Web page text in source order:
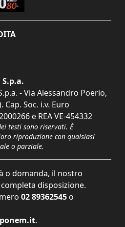
- Via Alessandro Poerio,
Cap. Soc. i.v. Euro
e REA VE-454332
testi sono riservati. È
riproduzione con qualsiasi
o parziale.
o domanda, il nostro
disposizione.
02 89362545 o
.